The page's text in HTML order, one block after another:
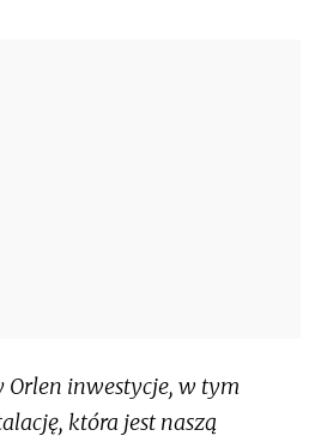
Orlen inwestycje, w tym
która jest naszą